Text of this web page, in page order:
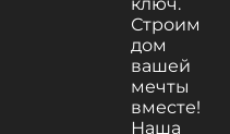
Строим
дом
вашей
мечты
вместе!
Наша